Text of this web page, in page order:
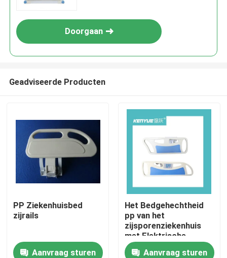
Huis
Doorgaan
Geadviseerde Producten
PP Ziekenhuisbed
zijrails
Aanvraag sturen
Het Bedgehechtheid
pp van het
zijsporenziekenhuis
met Elektrische
Drukknop Multifunctie
Aanvraag sturen